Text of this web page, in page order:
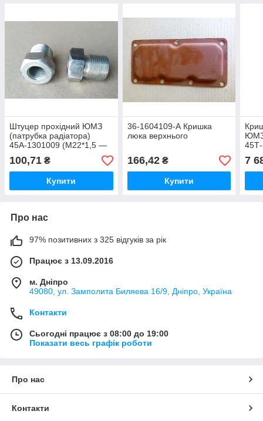
Штуцер прохідний ЮМЗ
(патрубка радіатора)
45А-1301009 (М22*1,5 —
К1/4) під обігрівач
100,71 ₴
Купити
36-1604109-А Кришка
люка верхнього
166,42₴
Купити
ЮМЗ
7
Про нас
97% позитивних з 325 відгуків за рік
Працює з 13.09.2016
м. Дніпро
49080, ул. Замполита Биляева 16/9, Дніпро, Україна
Контакти
Сьогодні працює з 08:00 до 19:00
Показати весь графік роботи
Про нас
Контакти